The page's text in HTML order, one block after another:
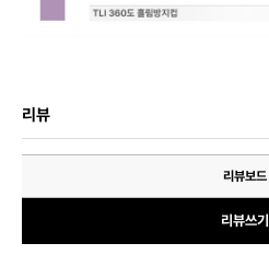
리뷰
리뷰보드
리뷰쓰기